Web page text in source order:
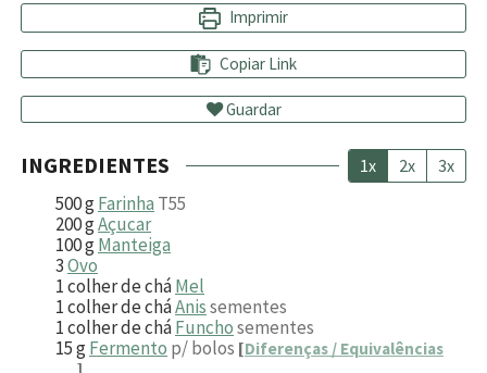
Imprimir
Copiar Link
Guardar
INGREDIENTES 1x 2x 3x
500gFarinha T55
200gAçucar
100gManteiga
3Ovo
1colher de cháMel
1colher de cháAnissementes
1colher de cháFunchosementes
15gFermento p/ bolos [Diferenças / Equivalências
]